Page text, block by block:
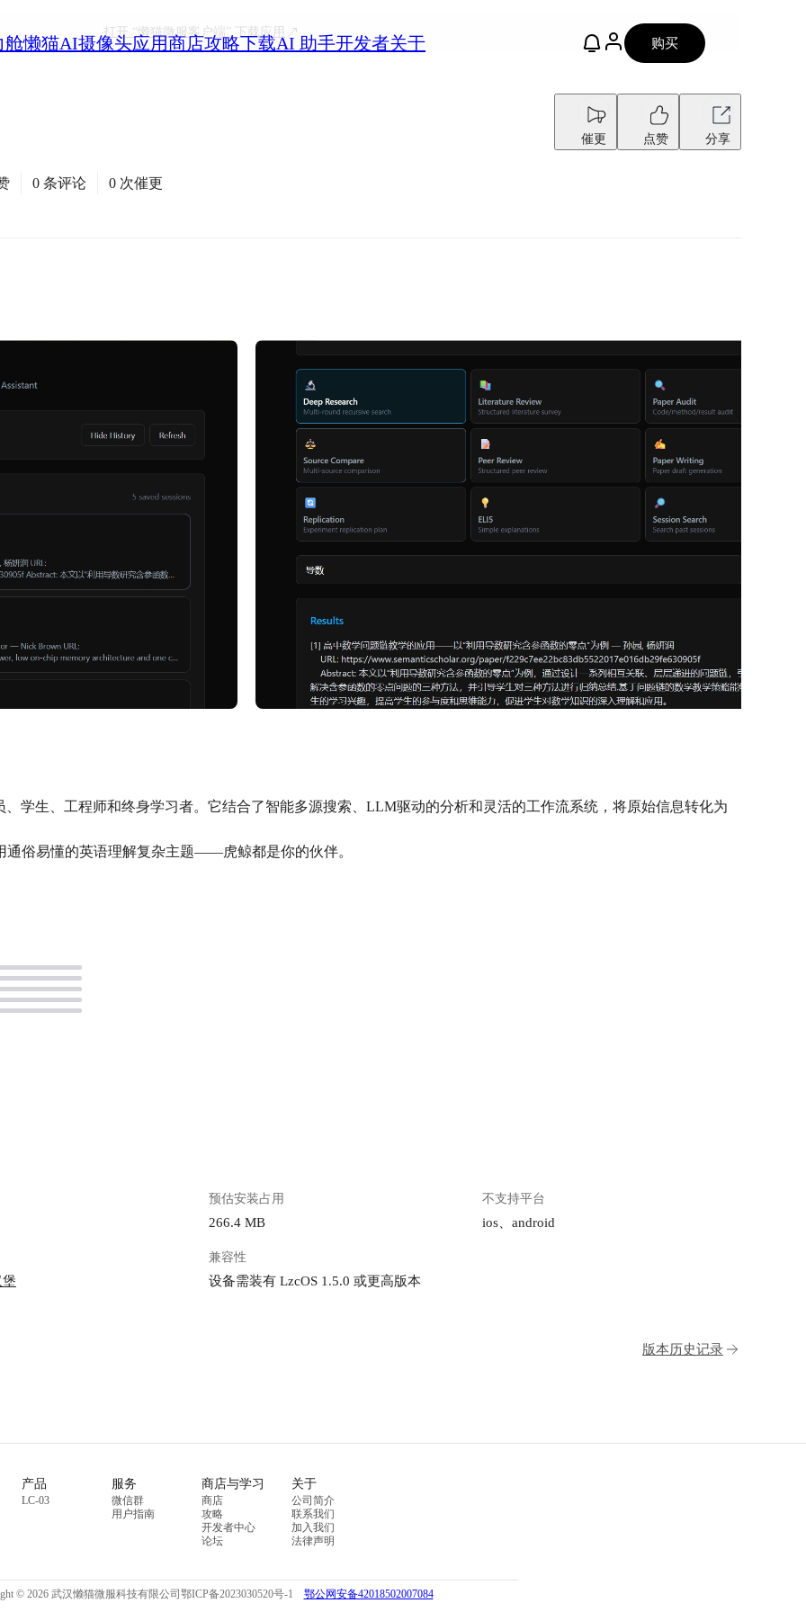
舱懒猫AI摄像头应用商店攻略下载AI 助手开发者关于 购买
打开 “懒猫微服客户端”下载应用
催更 点赞 分享
0 条评论 0 次催更
学生、工程师和终身学习者。它结合了智能多源搜索、LLM驱动的分析和灵活的工作流系统，将原始信息转化为
俗易懂的英语理解复杂主题——虎鲸都是你的伙伴。
预估安装占用
266.4 MB
不支持平台
ios、android
兼容性
设备需装有 LzcOS 1.5.0 或更高版本
版本历史记录
产品
LC-03
服务
微信群
用户指南
商店与学习
商店
攻略
开发者中心
论坛
关于
公司简介
联系我们
加入我们
法律声明
© 2026 武汉懒猫微服科技有限公司 鄂ICP备2023030520号-1 鄂公网安备42018502007084